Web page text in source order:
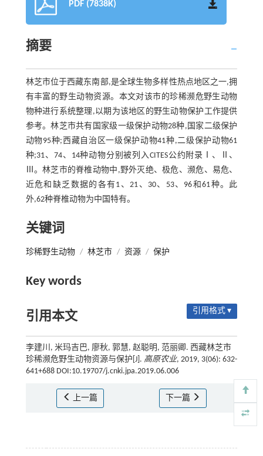
PDF (7838K)
摘要
林芝市位于西藏东南部,是全球生物多样性热点地区之一,拥
有丰富的野生动物资源。本文对该市的珍稀濒危野生动物
物种进行系统整理,以期为该地区的野生动物保护工作提供
参考。林芝市共有国家级一级保护动物28种,国家二级保护
动物95种;西藏自治区一级保护动物41种,二级保护动物61
种;31、74、14种动物分别被列入CITES公约附录Ⅰ、Ⅱ、
Ⅲ。林芝市的脊椎动物中,野外灭绝、极危、濒危、易危、
近危和缺乏数据的各有1、21、30、53、96和61种。此
外,62种脊椎动物为中国特有。
关键词
珍稀野生动物 / 林芝市 / 资源 / 保护
Key words
引用本文 引用格式 ▾
李建川, 米玛吉巴, 廖秋, 郭慧, 赵聪明, 范丽卿. 西藏林芝市
珍稀濒危野生动物资源与保护[J]. 高原农业, 2019, 3(06): 632-
641+688 DOI:10.19707/j.cnki.jpa.2019.06.006
上一篇 下一篇